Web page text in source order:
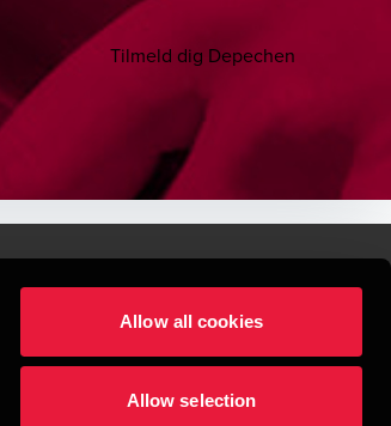
Allow all cookies
Allow selection
Tilmeld dig Depechen
enestående relationer.